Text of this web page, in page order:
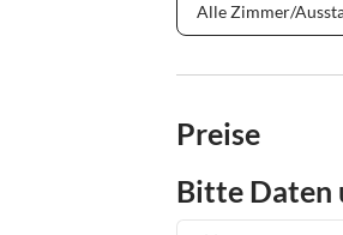
Alle Zimmer/
Preise
Bitte Daten